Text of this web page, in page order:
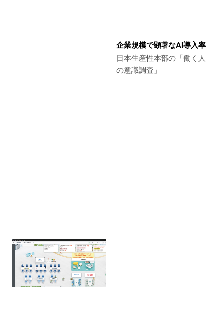
企業規模で顕著なAI導入率
日本生産性本部の「働く人
の意識調査」